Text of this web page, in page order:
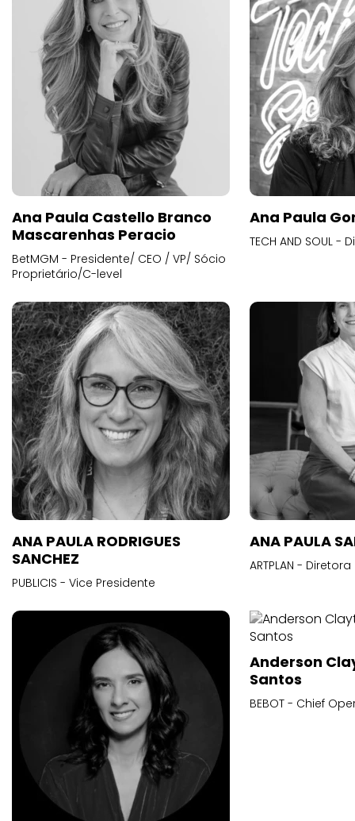
Ana Paula Castello Branco
Mascarenhas Peracio
BetMGM - Presidente/ CEO / VP/ Sócio
Proprietário/C-level
Ana Paula
TECH AND SOUL
ANA PAULA RODRIGUES
SANCHEZ
PUBLICIS - Vice Presidente
ANA PAULA
ARTPLAN -
Anderson
Santos
BEBOT - Chief